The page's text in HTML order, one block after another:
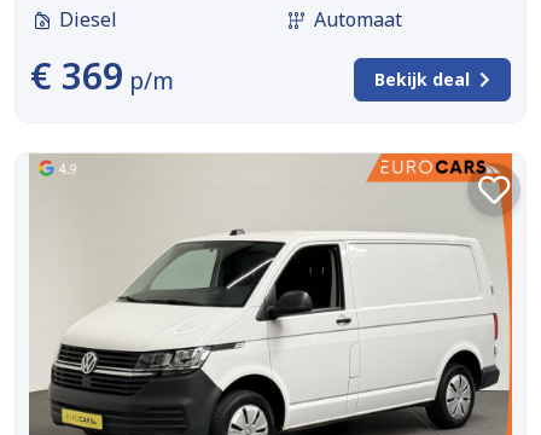
Diesel
Automaat
€ 369 p/m Bekijk deal